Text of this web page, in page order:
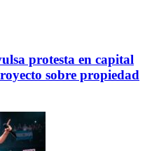
protesta en capital
sobre propiedad